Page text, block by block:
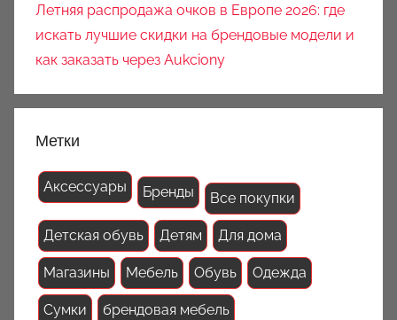
Летняя распродажа очков в Европе 2026: где
искать лучшие скидки на брендовые модели и
как заказать через Aukciony
Метки
Аксессуары Бренды Все покупки
Детская обувь Детям Для дома
Магазины Мебель Обувь Одежда
Сумки брендовая мебель